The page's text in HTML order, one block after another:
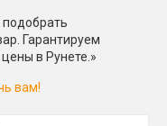
Гарантируем
в Рунете.»
вам!